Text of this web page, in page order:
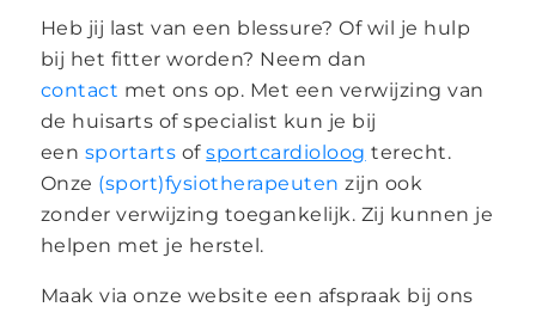
Heb jij last van een blessure? Of wil je hulp
bij het fitter worden? Neem dan
contact met ons op. Met een verwijzing van
de huisarts of specialist kun je bij
een sportarts ofsportcardioloog terecht.
Onze (sport)fysiotherapeuten zijn ook
zonder verwijzing toegankelijk. Zij kunnen je
helpen met je herstel.
Maak via onze website een afspraak bij ons